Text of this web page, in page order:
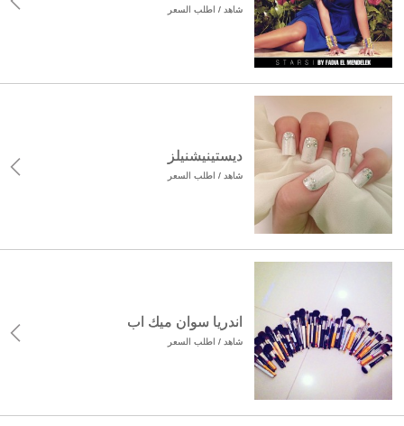
شاهد / اطلب السعر
ديستينيشنيلز
شاهد / اطلب السعر
اندريا سوان ميك اب
شاهد / اطلب السعر